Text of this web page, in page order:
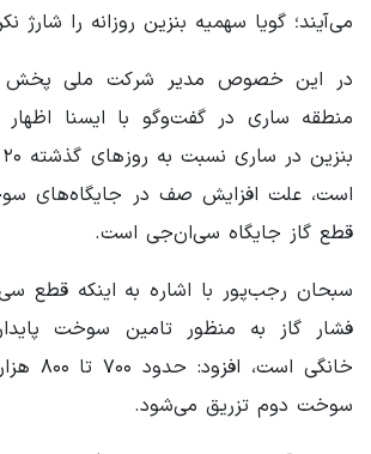
می‌آیند؛ گویا سهمیه بنزین روزانه را شارژ
در این خصوص مدیر شرکت ملی پخش
منطقه ساری در گفت‌وگو با ایسنا اظهار
است، علت افزایش صف در جایگاه‌های
قطع گاز جایگاه سی‌ان‌جی است.
سبحان رجب‌پور با اشاره به اینکه قطع
فشار گاز به منظور تامین سوخت
خانگی
سوخت دوم تزریق می‌شود.